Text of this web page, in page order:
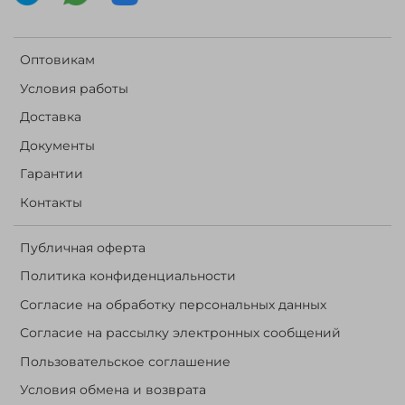
Оптовикам
Условия работы
Доставка
Документы
Гарантии
Контакты
Публичная оферта
Политика конфиденциальности
Согласие на обработку персональных данных
Согласие на рассылку электронных сообщений
Пользовательское соглашение
Условия обмена и возврата